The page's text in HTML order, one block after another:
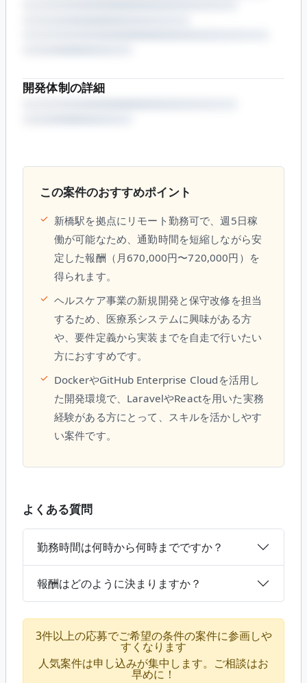
開発体制の詳細
この案件のおすすめポイント
✓ 新橋駅を拠点にリモート勤務可で、週5日稼
働が可能なため、通勤時間を短縮しながら安
定した報酬（月670,000円〜720,000円）を
得られます。
✓ ヘルスケア事業の新規開発と保守改修を担当
するため、医療系システムに興味がある方
や、要件定義から実装までを自走で行いたい
方におすすめです。
✓ DockerやGitHub Enterprise Cloudを活用し
た開発環境で、LaravelやReactを用いた実務
経験がある方にとって、スキルを活かしやす
い案件です。
よくある質問
勤務時間は何時から何時までですか？
報酬はどのように決まりますか？
3件以上の応募でご希望の条件の案件に参画しや
すくなります
人気案件は申し込みが集中します。ご相談はお
早めに！